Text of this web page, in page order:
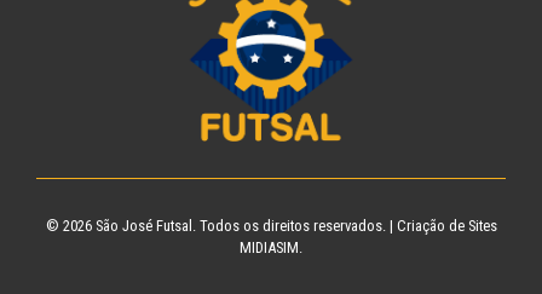
© 2026 São José Futsal . Todos os direitos reservados. | Criação de Sites
MIDIASIM.